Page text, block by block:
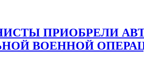
ПРИОБРЕЛИ
ВОЕННОЙ